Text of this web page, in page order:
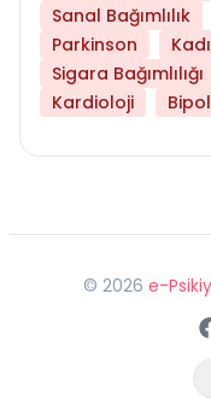
Sanal Bağımlılık
Parkinson
Sigara Bağımlılığı
Kardioloji
© 2026 e-